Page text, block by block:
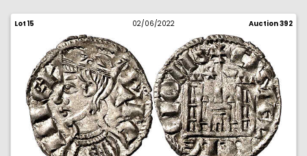
Lot 15 02/06/2022 Auction 392